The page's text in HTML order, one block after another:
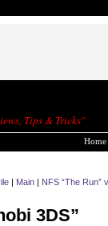
Tips & Tricks"
Home
| Main | NFS “The Run”
3DS”